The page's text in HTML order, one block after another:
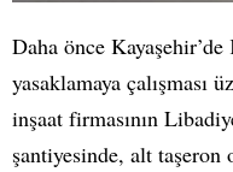
Daha önce
yasaklamaya çalışması
inşaat firmasının
şantiyesinde, alt taşeron